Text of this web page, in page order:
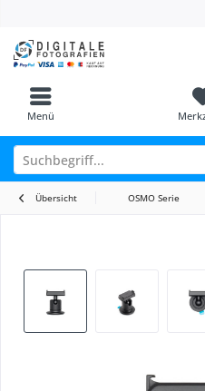
Menü
Übersicht OSMO Serie